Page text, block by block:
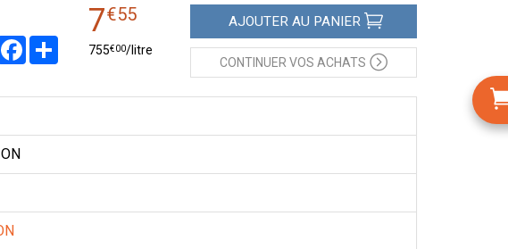
FacebookPartager
7€55
755€00/litre
AJOUTER AU PANIER
CONTINUER VOS ACHATS